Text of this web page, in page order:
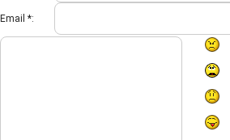
Email *: